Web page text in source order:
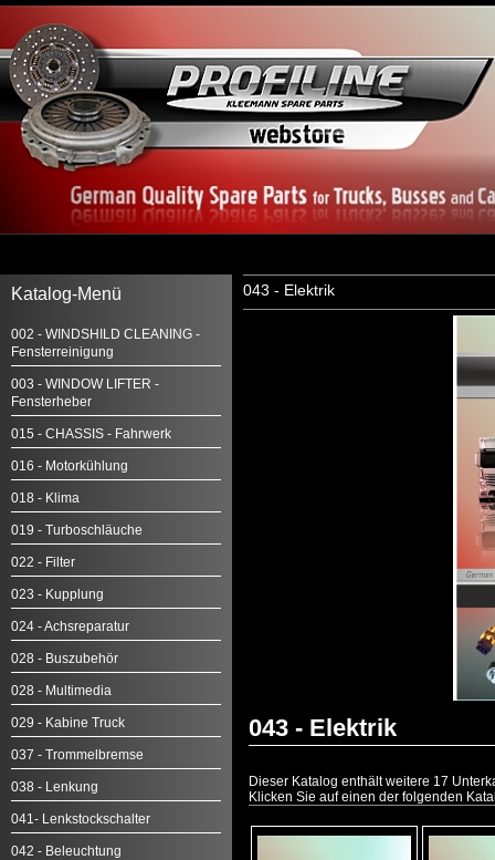
Katalog-Menü
002 - WINDSHILD CLEANING -
Fensterreinigung
003 - WINDOW LIFTER -
Fensterheber
015 - CHASSIS - Fahrwerk
016 - Motorkühlung
018 - Klima
019 - Turboschläuche
022 - Filter
023 - Kupplung
024 - Achsreparatur
028 - Buszubehör
028 - Multimedia
029 - Kabine Truck
037 - Trommelbremse
038 - Lenkung
041- Lenkstockschalter
042 - Beleuchtung
043 - Elektrik
043 - Elektrik
Dieser Katalog enthält weitere 17
Klicken Sie auf einen der folgenden